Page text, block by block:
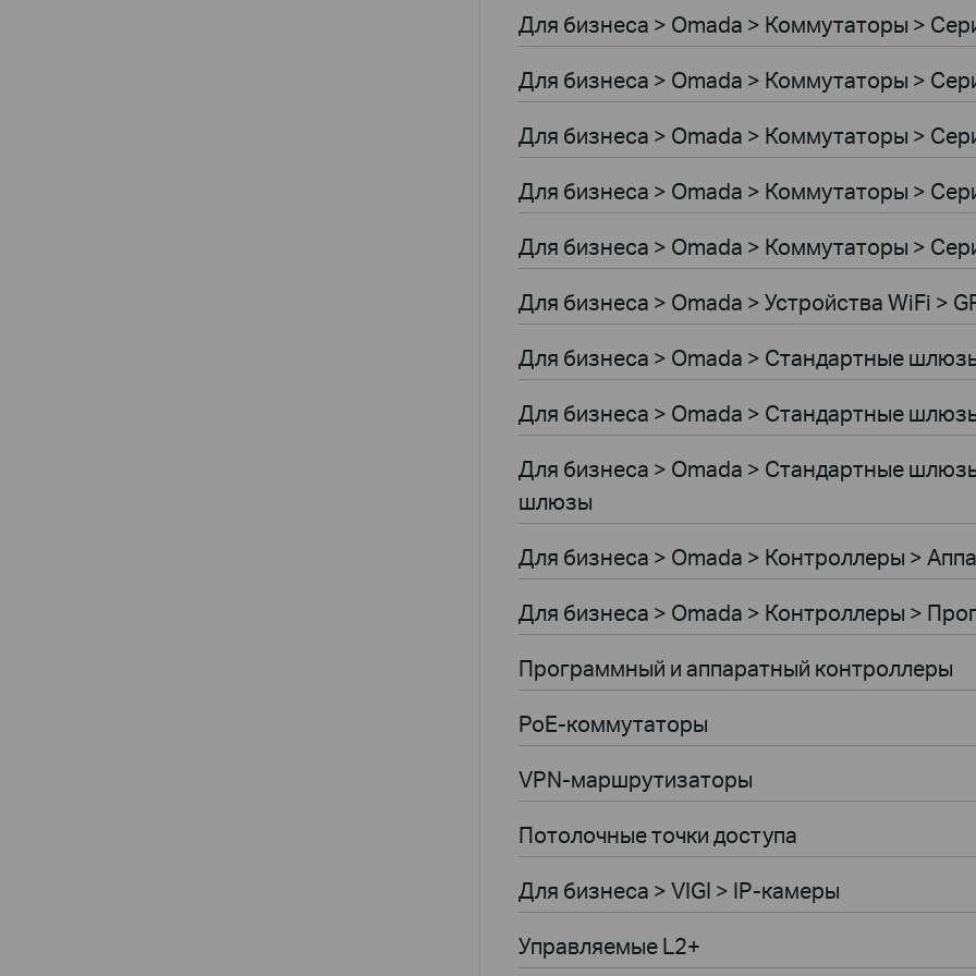
Для бизнеса > Omada > Коммутаторы >
Для бизнеса > Omada > Коммутаторы >
Для бизнеса > Omada > Коммутаторы >
Для бизнеса > Omada > Коммутаторы >
Для бизнеса > Omada > Коммутаторы >
Для бизнеса > Omada > Устройства WiFi >
Для бизнеса > Omada > Стандартные
Для бизнеса > Omada > Стандартные
Для бизнеса > Omada > Стандартные
шлюзы
Для бизнеса > Omada > Контроллеры >
Для бизнеса > Omada > Контроллеры >
Программный и аппаратный контроллеры
PoE-коммутаторы
VPN-маршрутизаторы
Потолочные точки доступа
Для бизнеса > VIGI > IP-камеры
Управляемые L2+